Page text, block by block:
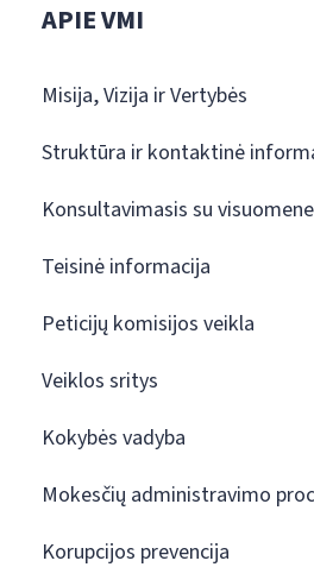
APIE VMI
Misija, Vizija ir Vertybės
Struktūra ir kontaktinė
Konsultavimasis su visuomene
Teisinė informacija
Peticijų komisijos veikla
Veiklos sritys
Kokybės vadyba
Mokesčių administravimo
Korupcijos prevencija